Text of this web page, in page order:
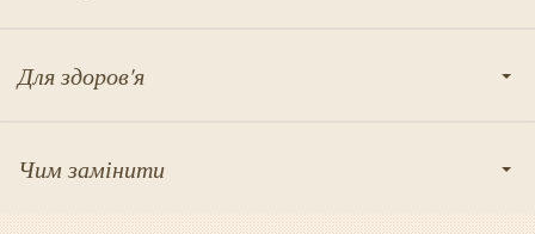
Для здоров'я
Чим замінити